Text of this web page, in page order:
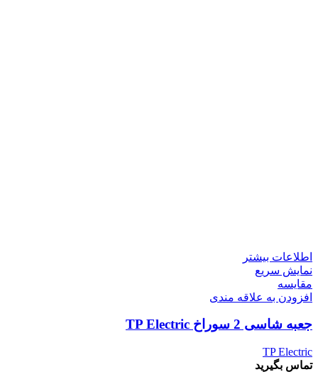
اطلاعات بیشتر
نمایش سریع
مقايسه
افزودن به علاقه مندی
جعبه شاسی 2 سوراخ TP Electric
TP Electric
تماس بگیرید